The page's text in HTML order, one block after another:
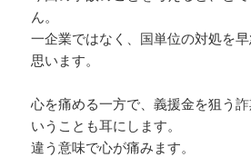
ん。
一企業ではなく、国単位の対処を
思います。
心を痛める一方で、義援金を狙う
いうことも耳にします。
違う意味で心が痛みます。